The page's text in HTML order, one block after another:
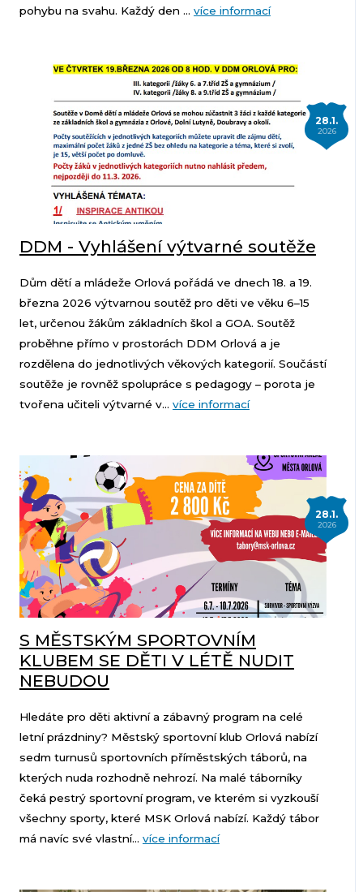
pohybu na svahu. Každý den ... více informací
28.1.
2026
DDM - Vyhlášení výtvarné soutěže
Dům dětí a mládeže Orlová pořádá ve dnech 18. a 19.
března 2026 výtvarnou soutěž pro děti ve věku 6–15
let, určenou žákům základních škol a GOA. Soutěž
proběhne přímo v prostorách DDM Orlová a je
rozdělena do jednotlivých věkových kategorií. Součástí
soutěže je rovněž spolupráce s pedagogy – porota je
tvořena učiteli výtvarné v... více informací
28.1.
2026
S MĚSTSKÝM SPORTOVNÍM
KLUBEM SE DĚTI V LÉTĚ NUDIT
NEBUDOU
Hledáte pro děti aktivní a zábavný program na celé
letní prázdniny? Městský sportovní klub Orlová nabízí
sedm turnusů sportovních příměstských táborů, na
kterých nuda rozhodně nehrozí. Na malé táborníky
čeká pestrý sportovní program, ve kterém si vyzkouší
všechny sporty, které MSK Orlová nabízí. Každý tábor
má navíc své vlastní... více informací